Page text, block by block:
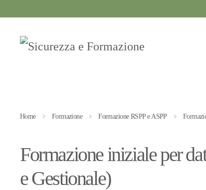
Home Formazione Formazione RSPP e ASPP
Formazione iniziale per
e Gestionale)